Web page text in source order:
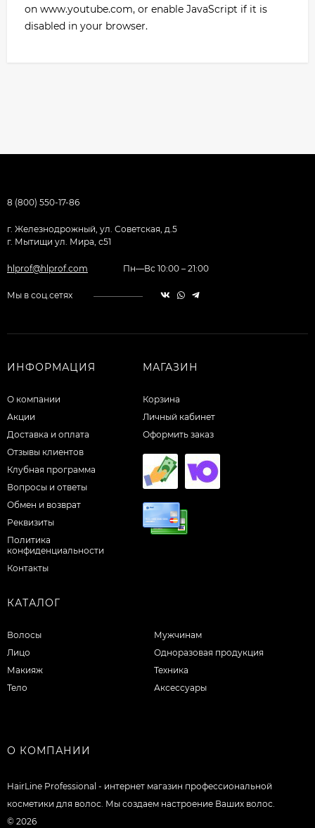
on www.youtube.com, or enable JavaScript if it is
disabled in your browser.
8 (800) 550-17-86
г. Железнодрожный, ул. Советская, д.5
г. Мытищи ул. Мира, с51
hlprof@hlprof.com Пн—Вс 10:00 – 21:00
Мы в соц.сетях
ИНФОРМАЦИЯ
О компании
Акции
Доставка и оплата
Отзывы клиентов
Клубная программа
Вопросы и ответы
Обмен и возврат
Реквизиты
Политика
конфиденциальности
Контакты
МАГАЗИН
Корзина
Личный кабинет
Оформить заказ
КАТАЛОГ
Волосы
Лицо
Макияж
Тело
Мужчинам
Одноразовая продукция
Техника
Аксессуары
О КОМПАНИИ
HairLine Professional - интернет магазин профессиональной
косметики для волос. Мы создаем настроение Ваших волос.
© 2026